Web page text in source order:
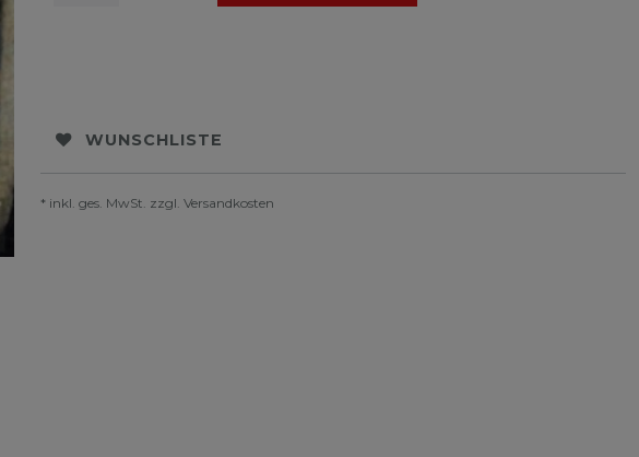
WUNSCHLISTE
* inkl. ges. MwSt. zzgl. Versandkosten